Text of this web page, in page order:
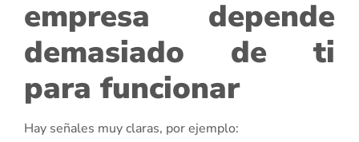
empresa depende
demasiado de ti
para funcionar
Hay señales muy claras, por ejemplo: